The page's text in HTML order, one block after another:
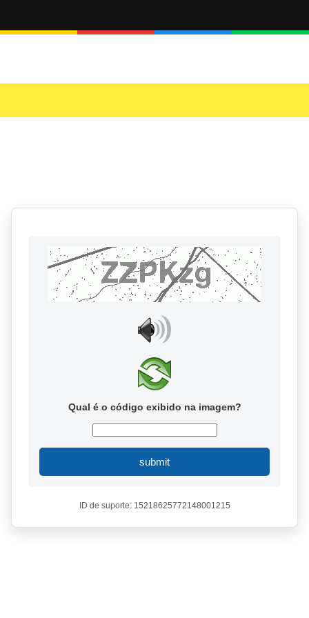
Qual é o código exibido na imagem?
submit
ID de suporte: 15218625772148001215